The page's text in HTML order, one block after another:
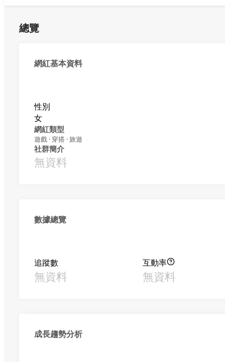
總覽
網紅基本資料
性別
女
網紅類型
遊戲 · 穿搭 · 旅遊
社群簡介
無資料
數據總覽
追蹤數
無資料
互動率
無資料
成長趨勢分析